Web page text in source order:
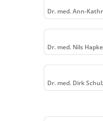
Dr. med. Ann-
Dr. med. Nils Hapke
Dr. med. Dirk